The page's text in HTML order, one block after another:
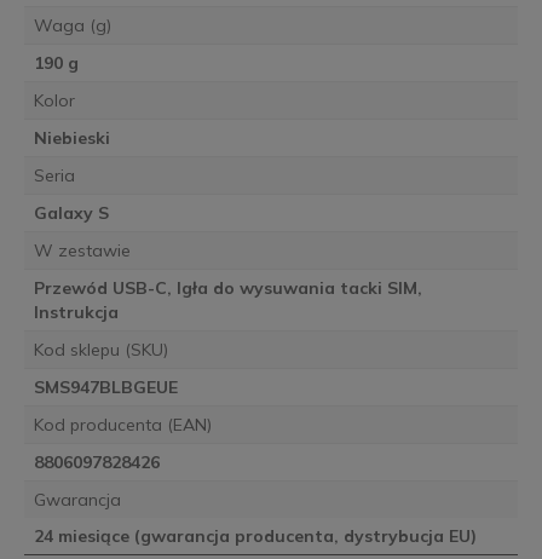
Waga (g)
190 g
Kolor
Niebieski
Seria
Galaxy S
W zestawie
Przewód USB-C, Igła do wysuwania tacki SIM,
Instrukcja
Kod sklepu (SKU)
SMS947BLBGEUE
Kod producenta (EAN)
8806097828426
Gwarancja
24 miesiące (gwarancja producenta, dystrybucja EU)